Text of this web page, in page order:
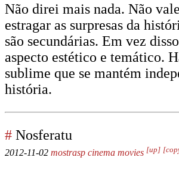
Não direi mais nada. Não
estragar as surpresas da
são secundárias. Em vez
aspecto estético e temático.
sublime que se mantém
história.
# Nosferatu
2012-11-02 mostrasp cinema movies [up]